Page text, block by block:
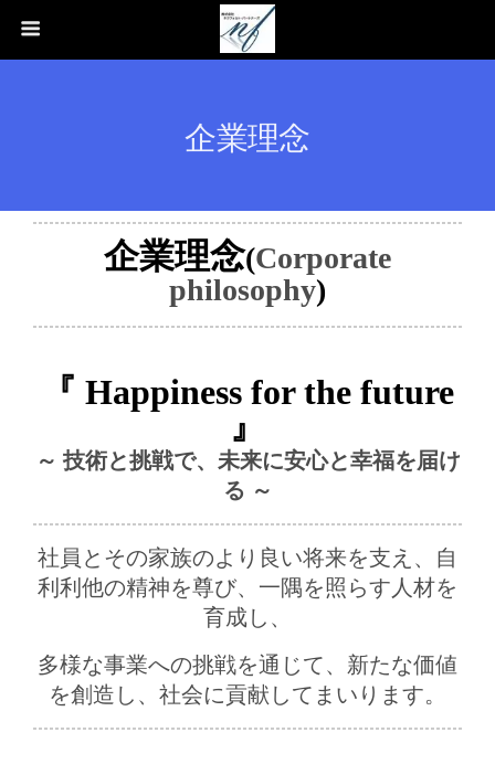
企業理念
企業理念(Corporate
philosophy)
『 Happiness for the future
』
～ 技術と挑戦で、未来に安心と幸福を届け
る ～
社員とその家族のより良い将来を支え、自
利利他の精神を尊び、一隅を照らす人材を
育成し、
多様な事業への挑戦を通じて、新たな価値
を創造し、社会に貢献してまいります。